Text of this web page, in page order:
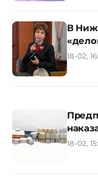
В
18-02,
18-02,